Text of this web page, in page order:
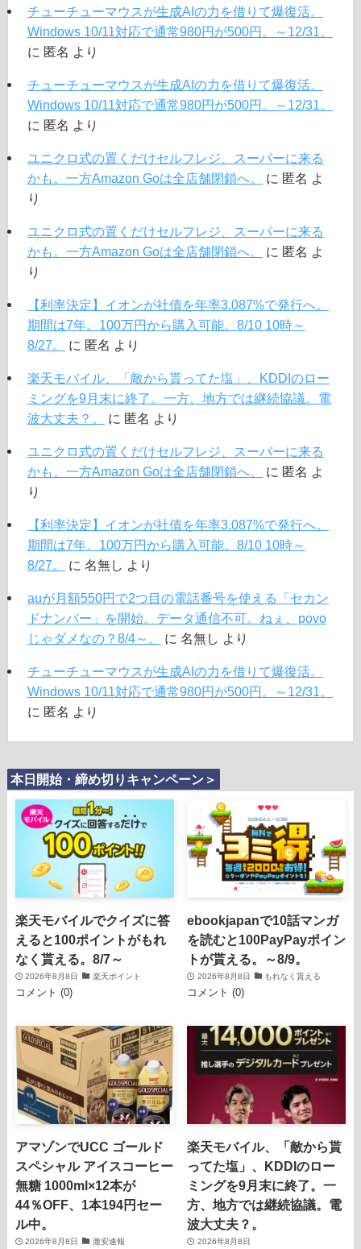
チューチューマウスが生成AIの力を借りて爆復活。
Windows 10/11対応で通常980円が500円。～12/31。
に 匿名 より
チューチューマウスが生成AIの力を借りて爆復活。
Windows 10/11対応で通常980円が500円。～12/31。
に 匿名 より
ユニクロ式の置くだけセルフレジ、スーパーに来る
かも。一方Amazon Goは全店舗閉鎖へ。
に 匿名 よ
り
ユニクロ式の置くだけセルフレジ、スーパーに来る
かも。一方Amazon Goは全店舗閉鎖へ。
に 匿名 よ
り
【利率決定】イオンが社債を年率3.087%で発行へ。
期間は7年。100万円から購入可能。8/10 10時～
8/27。
に 匿名 より
楽天モバイル、「敵から貰ってた塩」、KDDIのロー
ミングを9月末に終了。一方、地方では継続協議。電
波大丈夫？。
に 匿名 より
ユニクロ式の置くだけセルフレジ、スーパーに来る
かも。一方Amazon Goは全店舗閉鎖へ。
に 匿名 よ
り
【利率決定】イオンが社債を年率3.087%で発行へ。
期間は7年。100万円から購入可能。8/10 10時～
8/27。
に 名無し より
auが月額550円で2つ目の電話番号を使える「セカン
ドナンバー」を開始。データ通信不可。ねぇ、povo
じゃダメなの？8/4～。
に 名無し より
チューチューマウスが生成AIの力を借りて爆復活。
Windows 10/11対応で通常980円が500円。～12/31。
に 匿名 より
本日開始・締め切りキャンペーン＞
楽天モバイルでクイズに答
えると100ポイントがもれ
なく貰える。8/7～
2026年8月8日 楽天ポイント
コメント (0)
ebookjapanで10話マンガ
を読むと100PayPayポイン
トが貰える。～8/9。
2026年8月8日 もれなく貰える
コメント (0)
アマゾンでUCC ゴールド
スペシャル アイスコーヒー
無糖 1000ml×12本が
44％OFF、1本194円セー
ル中。
2026年8月8日 激安速報
楽天モバイル、「敵から貰
ってた塩」、KDDIのロー
ミングを9月末に終了。一
方、地方では継続協議。電
波大丈夫？。
2026年8月8日